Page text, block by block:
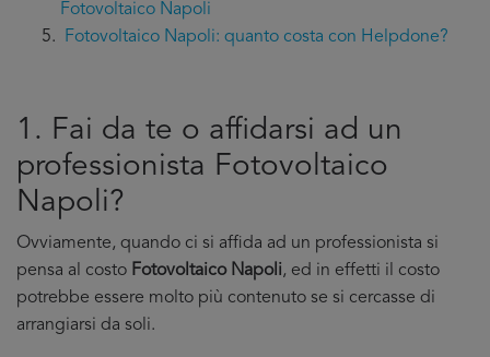
Fotovoltaico Napoli
Fotovoltaico Napoli: quanto costa con Helpdone?
1. Fai da te o affidarsi ad un
professionista Fotovoltaico
Napoli?
Ovviamente, quando ci si affida ad un professionista si
pensa al costo Fotovoltaico Napoli, ed in effetti il costo
potrebbe essere molto più contenuto se si cercasse di
arrangiarsi da soli.